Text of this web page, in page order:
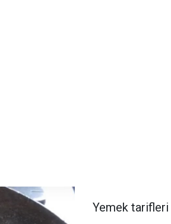
Yemek tarifleri